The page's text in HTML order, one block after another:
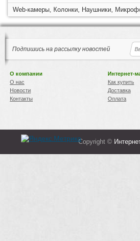
Web-камеры, Колонки, Наушники,
Подпишись на рассылку новостей
О компании
О нас
Новости
Контакты
Интернет-
Как купить
Доставка
Оплата
Copyright ©